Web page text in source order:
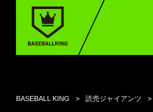
BASEBALL KING 読売ジャイアンツ